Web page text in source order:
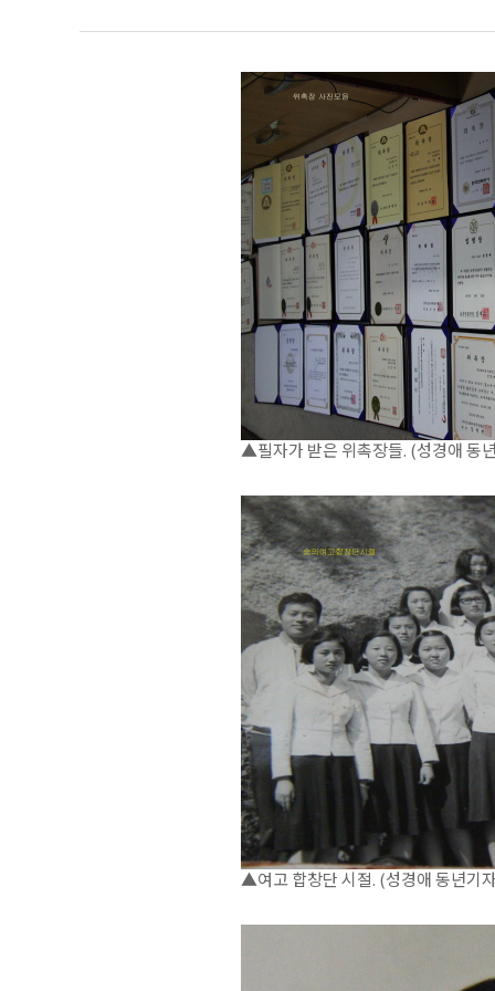
▲필자가 받은 위촉장들. (성경애 동
▲여고 합창단 시절. (성경애 동년기